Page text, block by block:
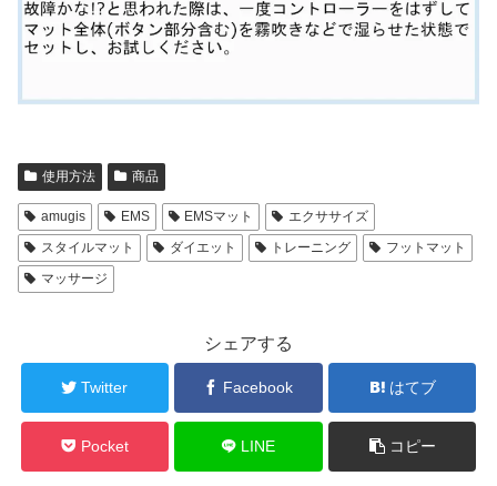
使用方法 商品
amugis EMS EMSマット
エクササイズ
スタイルマット
ダイエット トレーニング
フットマット
マッサージ
シェアする
Twitter Facebook はてブ
Pocket LINE コピー